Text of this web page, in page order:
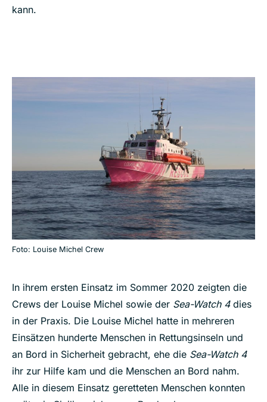
kann.
Foto: Louise Michel Crew
In ihrem ersten Einsatz im Sommer 2020 zeigten die
Crews der Louise Michel sowie der Sea-Watch 4dies
in der Praxis. Die Louise Michel hatte in mehreren
Einsätzen hunderte Menschen in Rettungsinseln und
an Bord in Sicherheit gebracht, ehe die Sea-Watch 4
ihr zur Hilfe kam und die Menschen an Bord nahm.
Alle in diesem Einsatz geretteten Menschen konnten